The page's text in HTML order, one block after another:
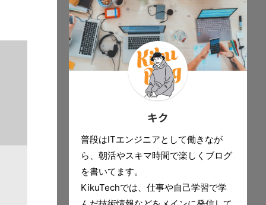
キク
普段はITエンジニアとして働きなが
ら、朝活やスキマ時間で楽しくブログ
を書いてます。
KikuTechでは、仕事や自己学習で学